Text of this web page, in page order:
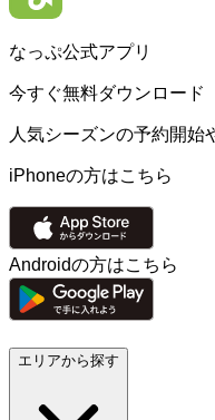
なっぷ公式アプリ
今すぐ無料ダウンロード
人気シーズンの予約開始
iPhoneの方はこちら
Androidの方はこちら
エリアから探す